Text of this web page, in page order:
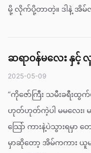
မို့ လိုက်ပို့တာတဲ့။ ဒါနဲ့ အိမ်
ဆရာဝန်မလေး နှ
2025-05-09
“ကိုဇော်ကြီး သမီးခရီးထွ
ဟုတ်ဟုတ်ကဲ့ပါ မမလေး၊ မ
သြော် ကားနဲ့ပဲသွားရမှာ
မှာဆိုတော့ အိမ်ကကား ယူမ